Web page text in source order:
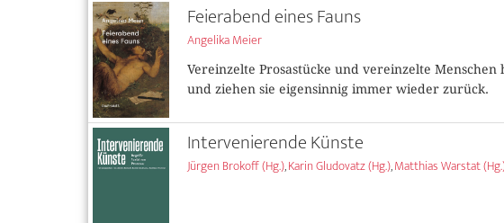
Feierabend eines Fauns
Angelika Meier
Vereinzelte Prosastücke und vereinzelte
und ziehen sie eigensinnig immer wieder zurück.
Intervenierende Künste
Jürgen Brokoff (Hg.),Karin Gludovatz (Hg.),Matthias Warstat